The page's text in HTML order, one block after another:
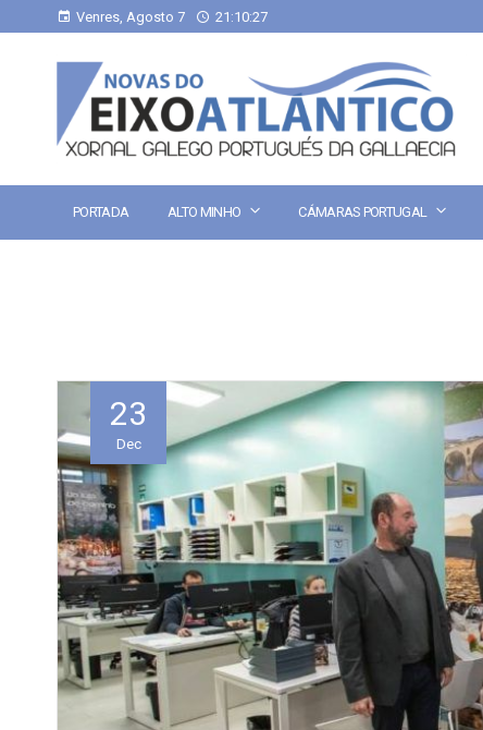
Venres, Agosto 7 21:10:28
PORTADA ALTO MINHO CÁMARAS PORTUGAL
23
Dec